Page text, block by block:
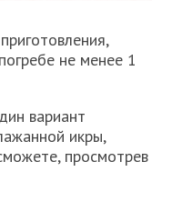
не менее 1
вариант
икры,
просмотрев